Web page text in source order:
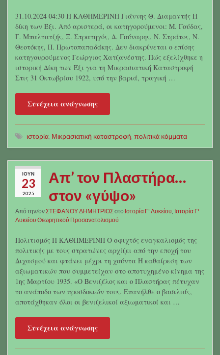
31.10.2024 04:30 Η ΚΑΘΗΜΕΡΙΝΗ Γιάννης Θ. Διαμαντής Η
δίκη των Έξι. Από αριστερά, οι κατηγορούμενοι: Μ. Γούδας,
Γ. Μπαλτατζής, Ξ. Στρατηγός, Δ. Γούναρης, Ν. Στράτος, Ν.
Θεοτόκης, Π. Πρωτοπαπαδάκης. Δεν διακρίνεται ο επίσης
κατηγουρούμενος Γεώργιος Χατζανέστης. Πώς εξελίχθηκε η
ιστορική Δίκη των Έξι για τη Μικρασιατική Καταστροφή
Στις 31 Οκτωβρίου 1922, υπό την βαριά, τραγική …
Συνέχεια ανάγνωσης
ιστορία, Μικρασιατική καταστροφή, πολιτικά κόμματα
ΙΟΎΝ
23
2025
Απ’ τον Πλαστήρα…
στον «γύψο»
Από την/ονΣΤΕΦΑΝΟΥ ΔΗΜΗΤΡΙΟΣστο Ιστορία Γ' Λυκείου Ιστορία Γ'
Λυκείου Θεωρητικού Προσανατολισμού
Πολιτισμός Η ΚΑΘΗΜΕΡΙΝΗ Ο σφιχτός εναγκαλισμός της
πολιτικής με τους στρατώνες αρχίζει από την εποχή του
Διχασμού και φτάνει μέχρι τη χούντα Η καθαίρεση των
αξιωματικών που συμμετείχαν στο αποτυχημένο κίνημα της
1ης Μαρτίου 1935. «Ο Βενιζέλος και ο Πλαστήρας πέτυχαν
το ανάποδο των προσδοκιών τους. Επανήλθε ο βασιλιάς,
αποτάχθηκαν όλοι οι βενιζελικοί αξιωματικοί και …
Συνέχεια ανάγνωσης